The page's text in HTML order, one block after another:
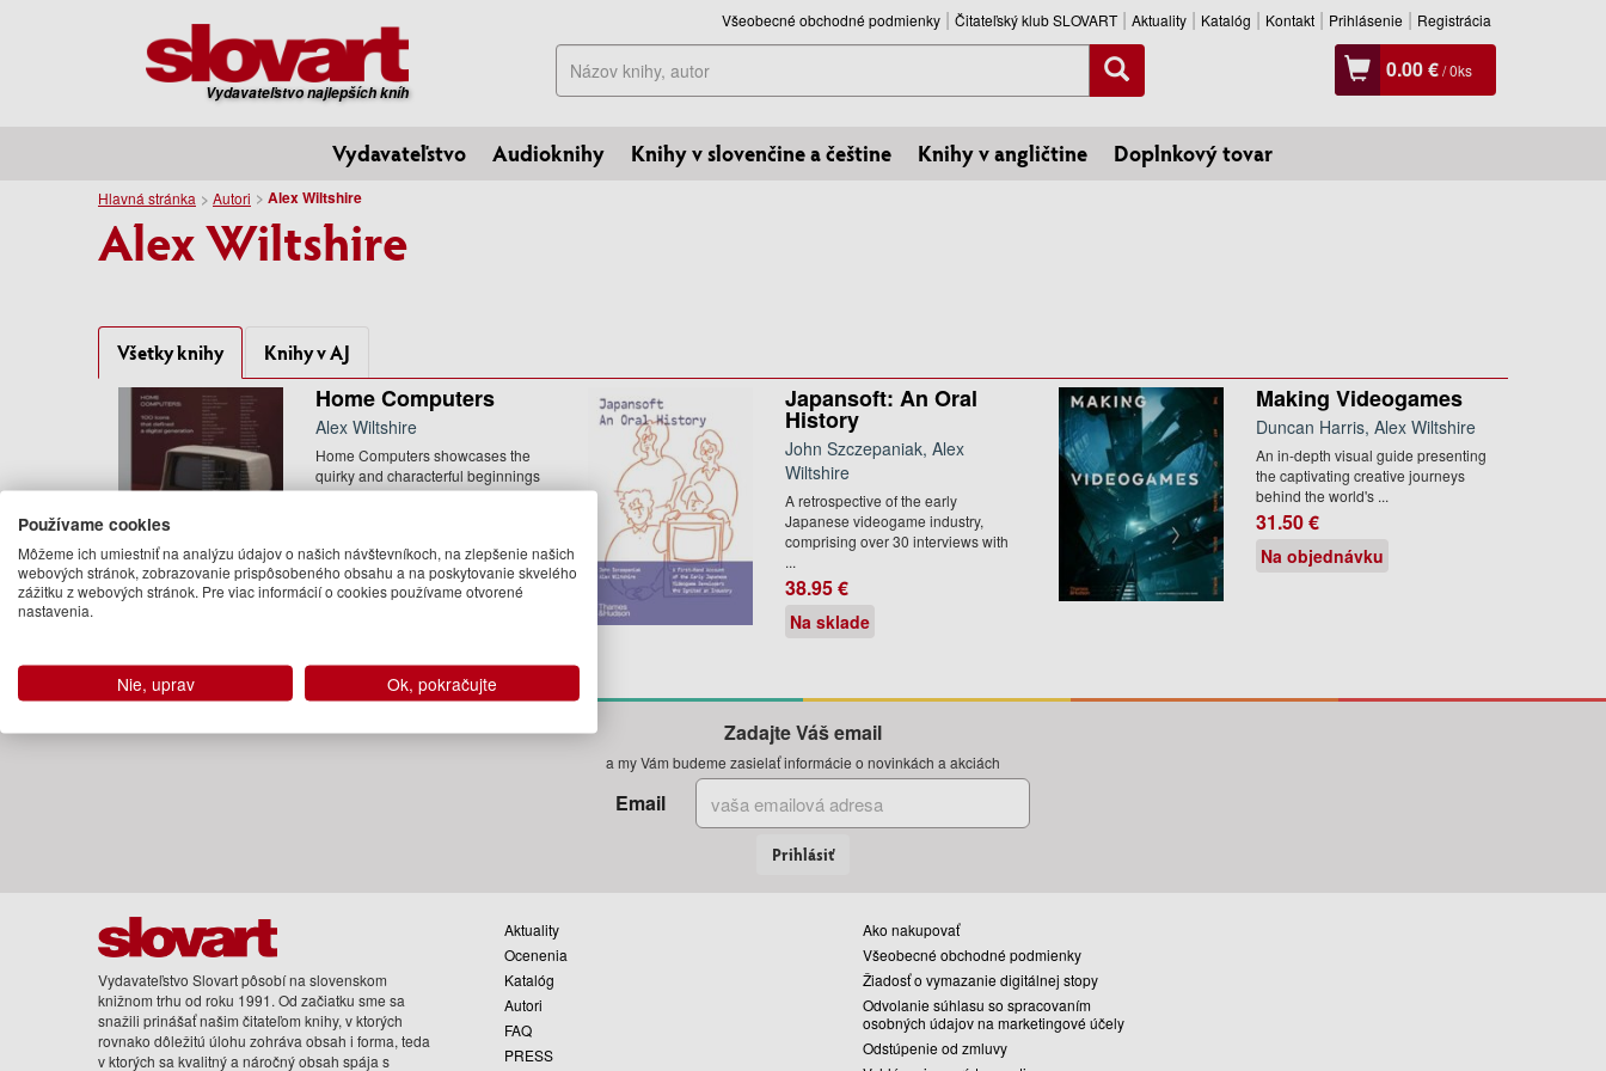
Vydavateľstvo najlepších kníh
Všeobecné obchodné podmienky Čitateľský klub SLOVART Aktuality Katalóg Kontakt Prihlásenie Registrácia
Hľadať 0.00 €/0ks
Vydavateľstvo Audioknihy Knihy v slovenčine a češtine Knihy v angličtine Doplnkový tovar
Hlavná stránka Autori Alex Wiltshire
Alex Wiltshire
Všetky knihy Knihy v AJ
Home Computers
Alex Wiltshire
Home Computers showcases the
quirky and characterful beginnings
of a commercial product that ...
Pripravujeme
(predobjednávka)
Japansoft: An Oral
History
John Szczepaniak, Alex
Wiltshire
A retrospective of the early
Japanese videogame industry,
comprising over 30 interviews with
...
38.95 €
Na sklade
Making Videogames
Duncan Harris, Alex Wiltshire
An in-depth visual guide presenting
the captivating creative journeys
behind the world's ...
31.50 €
Na objednávku
Zadajte Váš email
a my Vám budeme zasielať informácie o novinkách a akciách
Email
Prihlásiť
Vydavateľstvo Slovart pôsobí na slovenskom
knižnom trhu od roku 1991. Od začiatku sme sa
snažili prinášať našim čitateľom knihy, v ktorých
rovnako dôležitú úlohu zohráva obsah i forma, teda
v ktorých sa kvalitný a náročný obsah spája s
Aktuality
Ocenenia
Katalóg
Autori
FAQ
PRESS
Ako nakupovať
Všeobecné obchodné podmienky
Žiadosť o vymazanie digitálnej stopy
Odvolanie súhlasu so spracovaním
osobných údajov na marketingové účely
Odstúpenie od zmluvy
Používame cookies
Môžeme ich umiestniť na analýzu údajov o našich návštevníkoch, na zlepšenie našich
webových stránok, zobrazovanie prispôsobeného obsahu a na poskytovanie skvelého
zážitku z webových stránok. Pre viac informácií o cookies používame otvorené
nastavenia.
Nie, uprav Ok, pokračujte